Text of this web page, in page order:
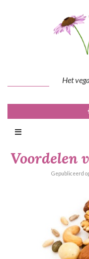
Het
Voordelen
Gepubliceerd